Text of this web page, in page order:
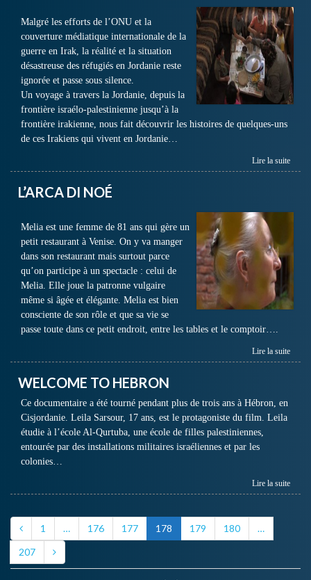
Malgré les efforts de l’ONU et la
couverture médiatique internationale de la
guerre en Irak, la réalité et la situation
désastreuse des réfugiés en Jordanie reste
ignorée et passe sous silence.
Un voyage à travers la Jordanie, depuis la
frontière israélo-palestinienne jusqu’à la
frontière irakienne, nous fait découvrir les histoires de quelques-uns
de ces Irakiens qui vivent en Jordanie…
Lire la suite
L’ARCA DI NOÉ
Melia est une femme de 81 ans qui gère un
petit restaurant à Venise. On y va manger
dans son restaurant mais surtout parce
qu’on participe à un spectacle : celui de
Melia. Elle joue la patronne vulgaire
même si âgée et élégante. Melia est bien
consciente de son rôle et que sa vie se
passe toute dans ce petit endroit, entre les tables et le comptoir….
Lire la suite
WELCOME TO HEBRON
Ce documentaire a été tourné pendant plus de trois ans à Hébron, en
Cisjordanie. Leila Sarsour, 17 ans, est le protagoniste du film. Leila
étudie à l’école Al-Qurtuba, une école de filles palestiniennes,
entourée par des installations militaires israéliennes et par les
colonies…
Lire la suite
1 … 176 177 178 179 180
…
207